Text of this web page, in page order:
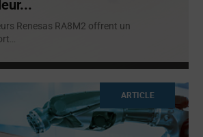
Renesas RA8M2 offrent un
ARTICLE